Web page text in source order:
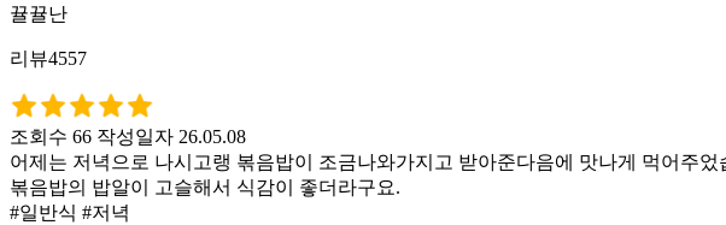
뀰뀰난
리뷰4557
조회수 66 작성일자 26.05.08
어제는 저녁으로 나시고랭 볶음밥이 조금나와가지고 받아준다음에 맛나게 먹어주
볶음밥의 밥알이 고슬해서 식감이 좋더라구요.
#일반식 #저녁